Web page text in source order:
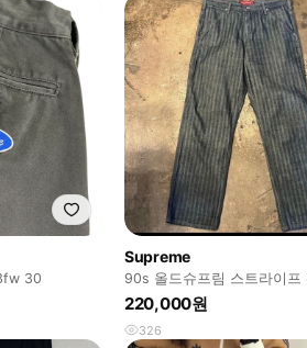
30
Supreme
90s 올드슈프림 스트라이프
220,000원
326